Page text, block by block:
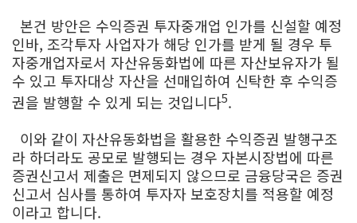
본건 방안은 수익증권 투자중개업 인가를 신설할 예정
인바, 조각투자 사업자가 해당 인가를 받게 될 경우 투
자중개업자로서 자산유동화법에 따른 자산보유자가 될
수 있고 투자대상 자산을 선매입하여 신탁한 후 수익증
권을 발행할 수 있게 되는 것입니다5.
이와 같이 자산유동화법을 활용한 수익증권 발행구조
라 하더라도 공모로 발행되는 경우 자본시장법에 따른
증권신고서 제출은 면제되지 않으므로 금융당국은 증권
신고서 심사를 통하여 투자자 보호장치를 적용할 예정
이라고 합니다.